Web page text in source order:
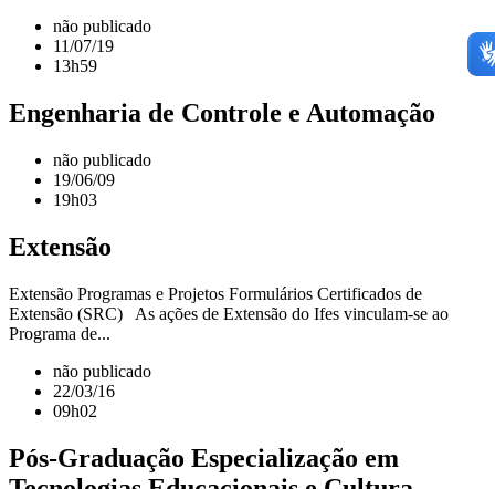
não publicado
11/07/19
13h59
Engenharia de Controle e Automação
não publicado
19/06/09
19h03
Extensão
Extensão Programas e Projetos Formulários Certificados de
Extensão (SRC) As ações de Extensão do Ifes vinculam-se ao
Programa de...
não publicado
22/03/16
09h02
Pós-Graduação Especialização em